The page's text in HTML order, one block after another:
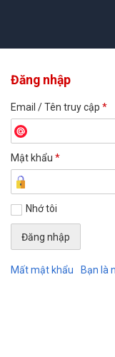
Đăng nhập
Email / Tên truy cập *
Mật khẩu *
Nhớ tôi
Mất mật khẩu Bạn là